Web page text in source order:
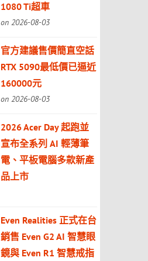
1080 Ti超車
on 2026-08-03
官方建議售價簡直空話
RTX 5090最低價已逼近
160000元
on 2026-08-03
2026 Acer Day 起跑並
宣布全系列 AI 輕薄筆
電、平板電腦多款新產
品上市
Even Realities 正式在台
銷售 Even G2 AI 智慧眼
鏡與 Even R1 智慧戒指